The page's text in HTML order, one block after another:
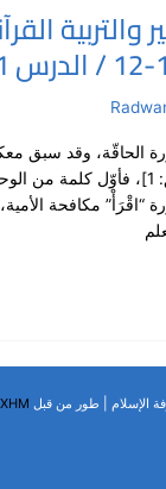
الحاقّة، وقد سبق
نزولًا سورة ﴿اقْرَأْ﴾ [العلق: 1]،
“اقْرَأْ” مكافحة
XHM